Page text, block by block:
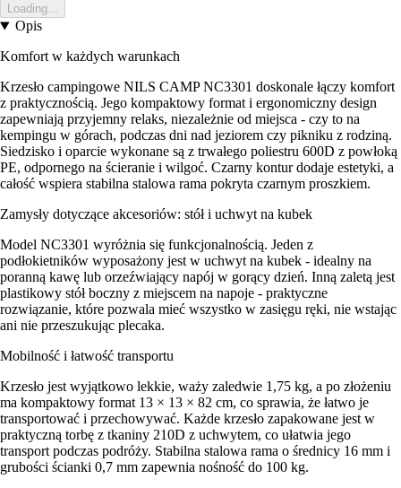
Loading...
Opis
Komfort w każdych warunkach
Krzesło campingowe NILS CAMP NC3301 doskonale łączy komfort
z praktycznością. Jego kompaktowy format i ergonomiczny design
zapewniają przyjemny relaks, niezależnie od miejsca - czy to na
kempingu w górach, podczas dni nad jeziorem czy pikniku z rodziną.
Siedzisko i oparcie wykonane są z trwałego poliestru 600D z powłoką
PE, odpornego na ścieranie i wilgoć. Czarny kontur dodaje estetyki, a
całość wspiera stabilna stalowa rama pokryta czarnym proszkiem.
Zamysły dotyczące akcesoriów: stół i uchwyt na kubek
Model NC3301 wyróżnia się funkcjonalnością. Jeden z
podłokietników wyposażony jest w uchwyt na kubek - idealny na
poranną kawę lub orzeźwiający napój w gorący dzień. Inną zaletą jest
plastikowy stół boczny z miejscem na napoje - praktyczne
rozwiązanie, które pozwala mieć wszystko w zasięgu ręki, nie wstając
ani nie przeszukując plecaka.
Mobilność i łatwość transportu
Krzesło jest wyjątkowo lekkie, waży zaledwie 1,75 kg, a po złożeniu
ma kompaktowy format 13 × 13 × 82 cm, co sprawia, że łatwo je
transportować i przechowywać. Każde krzesło zapakowane jest w
praktyczną torbę z tkaniny 210D z uchwytem, co ułatwia jego
transport podczas podróży. Stabilna stalowa rama o średnicy 16 mm i
grubości ścianki 0,7 mm zapewnia nośność do 100 kg.